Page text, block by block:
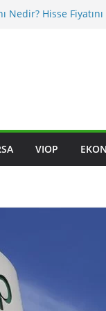
Nedir? Hisse
BIST
Hisseleri Nasıl
Nedir? Sektörel
VIOP